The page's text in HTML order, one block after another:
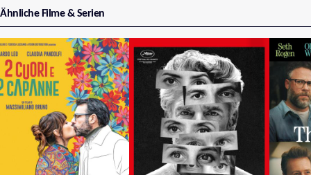
Ähnliche Filme & Serien